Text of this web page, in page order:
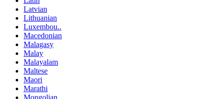
Latvian
Lithuanian
Luxembou..
Macedonian
Malagasy
Malay
Malayalam
Maltese
Maori
Marathi
Mongolian